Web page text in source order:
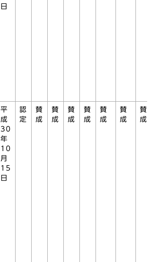
日
平
成
30
年
10
月
15
日
認
定
賛
成
賛
成
賛
成
賛
成
賛
成
賛
成
賛
成